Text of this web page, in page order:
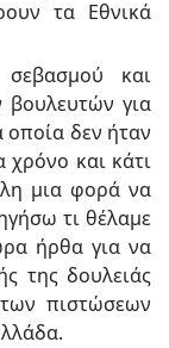
τα Εθνικά
και
για
οποία δεν ήταν
και κάτι
μια φορά να
τι θέλαμε
ήρθα για να
της δουλειάς
πιστώσεων